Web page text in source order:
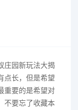
庄园新玩法大揭
点长，但是希望
重要的是希望对
不要忘了收藏本